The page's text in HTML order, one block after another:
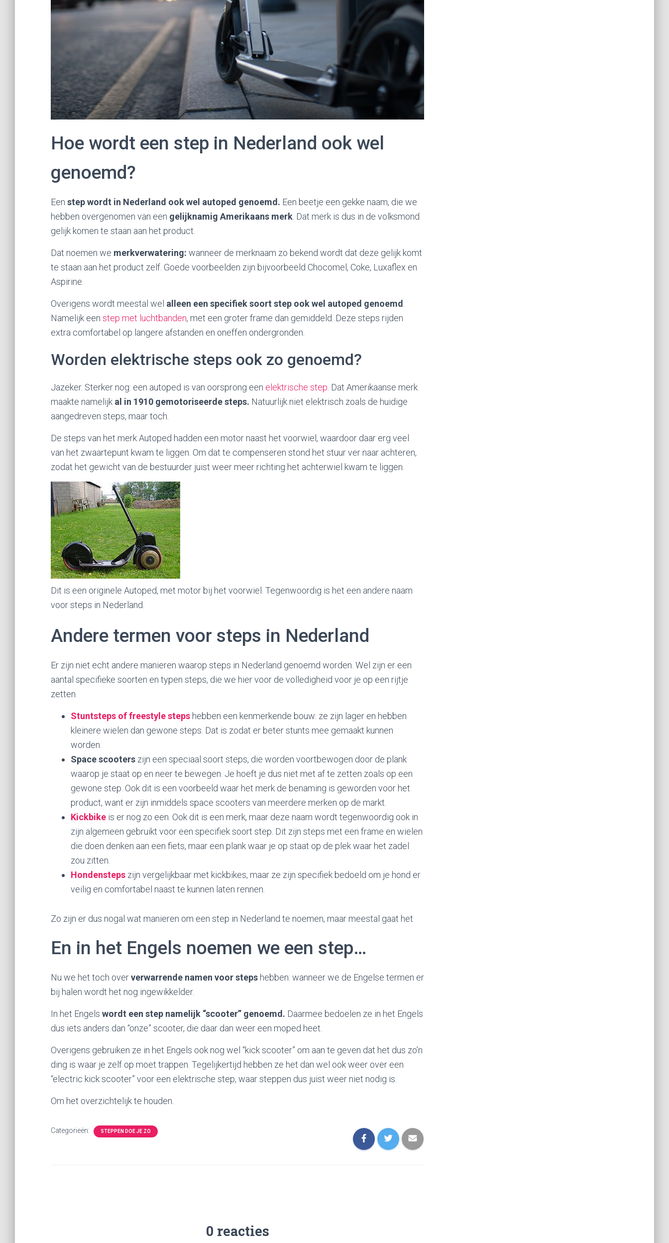
Hoe wordt een step in Nederland ook wel
genoemd?
Een step wordt in Nederland ook wel autoped genoemd. Een beetje een gekke naam, die we
hebben overgenomen van een gelijknamig Amerikaans merk . Dat merk is dus in de volksmond
gelijk komen te staan aan het product.
Dat noemen we merkverwatering: wanneer de merknaam zo bekend wordt dat deze gelijk komt
te staan aan het product zelf. Goede voorbeelden zijn bijvoorbeeld Chocomel, Coke, Luxaflex en
Aspirine.
Overigens wordt meestal wel alleen een specifiek soort step ook wel autoped genoemd
Namelijk een step met luchtbanden, met een groter frame dan gemiddeld. Deze steps rijden
extra comfortabel op langere afstanden en oneffen ondergronden.
Worden elektrische steps ook zo genoemd?
Jazeker. Sterker nog: een autoped is van oorsprong een elektrische step . Dat Amerikaanse merk
maakte namelijk al in 1910 gemotoriseerde steps. Natuurlijk niet elektrisch zoals de huidige
aangedreven steps, maar toch.
De steps van het merk Autoped hadden een motor naast het voorwiel, waardoor daar erg veel
van het zwaartepunt kwam te liggen. Om dat te compenseren stond het stuur ver naar achteren,
zodat het gewicht van de bestuurder juist weer meer richting het achterwiel kwam te liggen.
Dit is een originele Autoped, met motor bij het voorwiel. Tegenwoordig is het een andere naam
voor steps in Nederland.
Andere termen voor steps in Nederland
Er zijn niet echt andere manieren waarop steps in Nederland genoemd worden. Wel zijn er een
aantal specifieke soorten en typen steps, die we hier voor de volledigheid voor je op een rijtje
zetten.
Stuntsteps of freestyle steps hebben een kenmerkende bouw: ze zijn lager en hebben
kleinere wielen dan gewone steps. Dat is zodat er beter stunts mee gemaakt kunnen
worden.
Space scooters zijn een speciaal soort steps, die worden voortbewogen door de plank
waarop je staat op en neer te bewegen. Je hoeft je dus niet met af te zetten zoals op een
gewone step. Ook dit is een voorbeeld waar het merk de benaming is geworden voor het
product, want er zijn inmiddels space scooters van meerdere merken op de markt.
Kickbike is er nog zo een. Ook dit is een merk, maar deze naam wordt tegenwoordig ook in
zijn algemeen gebruikt voor een specifiek soort step. Dit zijn steps met een frame en wielen
die doen denken aan een fiets, maar een plank waar je op staat op de plek waar het zadel
zou zitten.
Hondensteps zijn vergelijkbaar met kickbikes, maar ze zijn specifiek bedoeld om je hond er
veilig en comfortabel naast te kunnen laten rennen.
Zo zijn er dus nogal wat manieren om een step in Nederland te noemen, maar meestal gaat het
En in het Engels noemen we een step…
Nu we het toch oververwarrende namen voor steps hebben: wanneer we de Engelse termen er
bij halen wordt het nog ingewikkelder.
In het Engels wordt een step namelijk “scooter” genoemd. Daarmee bedoelen ze in het Engels
dus iets anders dan “onze” scooter, die daar dan weer een moped heet.
Overigens gebruiken ze in het Engels ook nog wel “kick scooter” om aan te geven dat het dus zo’n
ding is waar je zelf op moet trappen. Tegelijkertijd hebben ze het dan wel ook weer over een
“electric kick scooter” voor een elektrische step, waar steppen dus juist weer niet nodig is.
Om het overzichtelijk te houden.
Categorieën: STEPPEN DOE JE ZO
0 reacties